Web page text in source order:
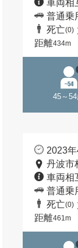
車両相
普通乗
死亡(0)
距離434m
45～
2023
丹波市
車両相
普通乗
死亡(0)
距離461m